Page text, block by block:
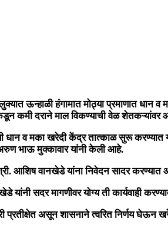
ऊन्हाळी हंगामात मोठ्या प्रमाणात
कमी दराने माल विकण्याची वेळ
धान व मका खरेदी केंद्र तात्काळ सुरू
भाऊ मुक्कावार यांनी केली आहे.
श्री. आशिष वानखेडे यांना निवेदन सादर
यांनी सदर मागणीवर योग्य ती कार्यवाही
प्रतीक्षेत असून शासनाने त्वरित निर्णय